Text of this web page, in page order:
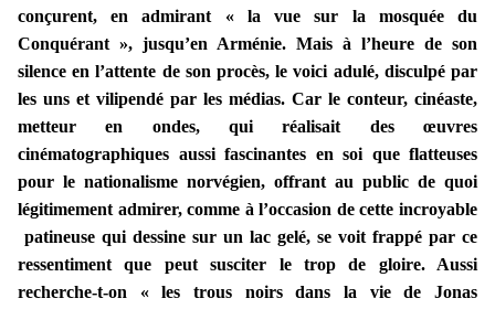
conçurent, en admirant « la vue sur la mosquée du
Conquérant », jusqu’en Arménie. Mais à l’heure de son
silence en l’attente de son procès, le voici adulé, disculpé par
les uns et vilipendé par les médias. Car le conteur, cinéaste,
metteur en ondes, qui réalisait des œuvres
cinématographiques aussi fascinantes en soi que flatteuses
pour le nationalisme norvégien, offrant au public de quoi
légitimement admirer, comme à l’occasion de cette incroyable
patineuse qui dessine sur un lac gelé, se voit frappé par ce
ressentiment que peut susciter le trop de gloire. Aussi
recherche-t-on « les trous noirs dans la vie de Jonas